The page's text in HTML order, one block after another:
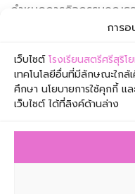
การ
เว็บไซต์โรงเรียนสตรีศรีสุริโ
เทคโนโลยีอื่นที่มีลักษณะใกล้
ศึกษา นโยบายการใช้คุกกี้ แ
เว็บไซต์ ได้ที่ลิงค์ด้านล่าง
กำหนดการกิจกรรมคุณธ
และส่งเสริมค่านิยม 12 ปร
โรงเรียนสตรีศรีสุริโ
เจริญกรุง เขตส